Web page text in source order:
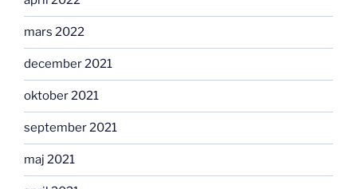
mars 2022
december 2021
oktober 2021
september 2021
maj 2021